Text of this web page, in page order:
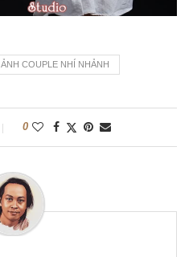
ẢNH COUPLE NHÍ NHẢNH
0